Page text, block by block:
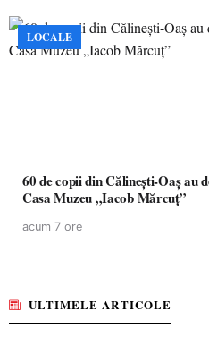
LOCALE
60 de copii din Călinești-Oaș au
Casa Muzeu „Iacob Mărcuț”
acum 7 ore
ULTIMELE ARTICOLE